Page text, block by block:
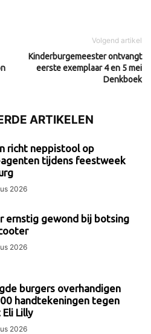
Volgend artikel
Kinderburgemeester ontvangt
eerste exemplaar 4 en 5 mei
Denkboek
ARTIKELEN
richt neppistool op
tijdens feestweek
2026
ernstig gewond bij botsing
2026
burgers overhandigen
handtekeningen tegen
Lilly
2026